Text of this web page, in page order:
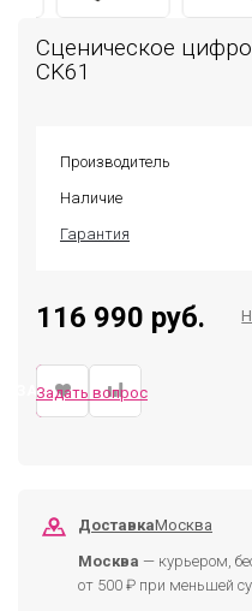
Сценическое
CK61
Производитель
Наличие
Гарантия
116 990 руб.
ЗАКАЗАТЬ
Задать вопрос
ДоставкаМосква
Москва — курьером,
от 500 ₽ при меньшей